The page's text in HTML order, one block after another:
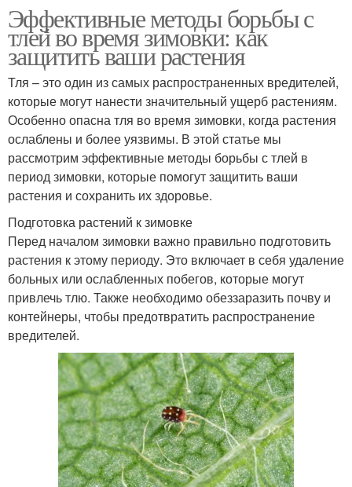
Эффективные методы борьбы с
тлей во время зимовки: как
защитить ваши растения
Тля – это один из самых распространенных вредителей,
которые могут нанести значительный ущерб растениям.
Особенно опасна тля во время зимовки, когда растения
ослаблены и более уязвимы. В этой статье мы
рассмотрим эффективные методы борьбы с тлей в
период зимовки, которые помогут защитить ваши
растения и сохранить их здоровье.
Подготовка растений к зимовке
Перед началом зимовки важно правильно подготовить
растения к этому периоду. Это включает в себя удаление
больных или ослабленных побегов, которые могут
привлечь тлю. Также необходимо обеззаразить почву и
контейнеры, чтобы предотвратить распространение
вредителей.